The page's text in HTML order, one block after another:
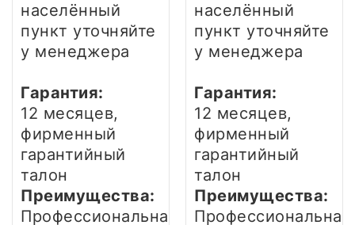
населённый
пункт уточняйте
у менеджера
Гарантия:
12 месяцев,
фирменный
гарантийный
талон
Преимущества:
Профессиональная
населённый
пункт уточняйте
у менеджера
Гарантия:
12 месяцев,
фирменный
гарантийный
талон
Преимущества:
Профессиональная